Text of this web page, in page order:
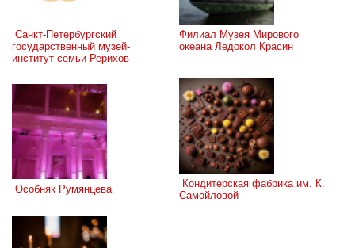
государственный музей-
институт семьи Рерихов
Филиал Музея Мирового
океана Ледокол Красин
Особняк Румянцева
Самойловой